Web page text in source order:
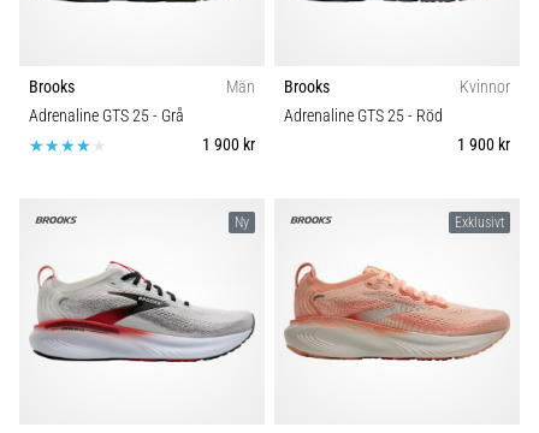
och
behandling
skarp
under
eller
efter
löpning?
Brooks
Män
Adrenaline GTS 25- Grå
1 900 kr
Brooks
Kvinnor
Adrenaline GTS 25- Röd
1 900 kr
Ny Exklusivt